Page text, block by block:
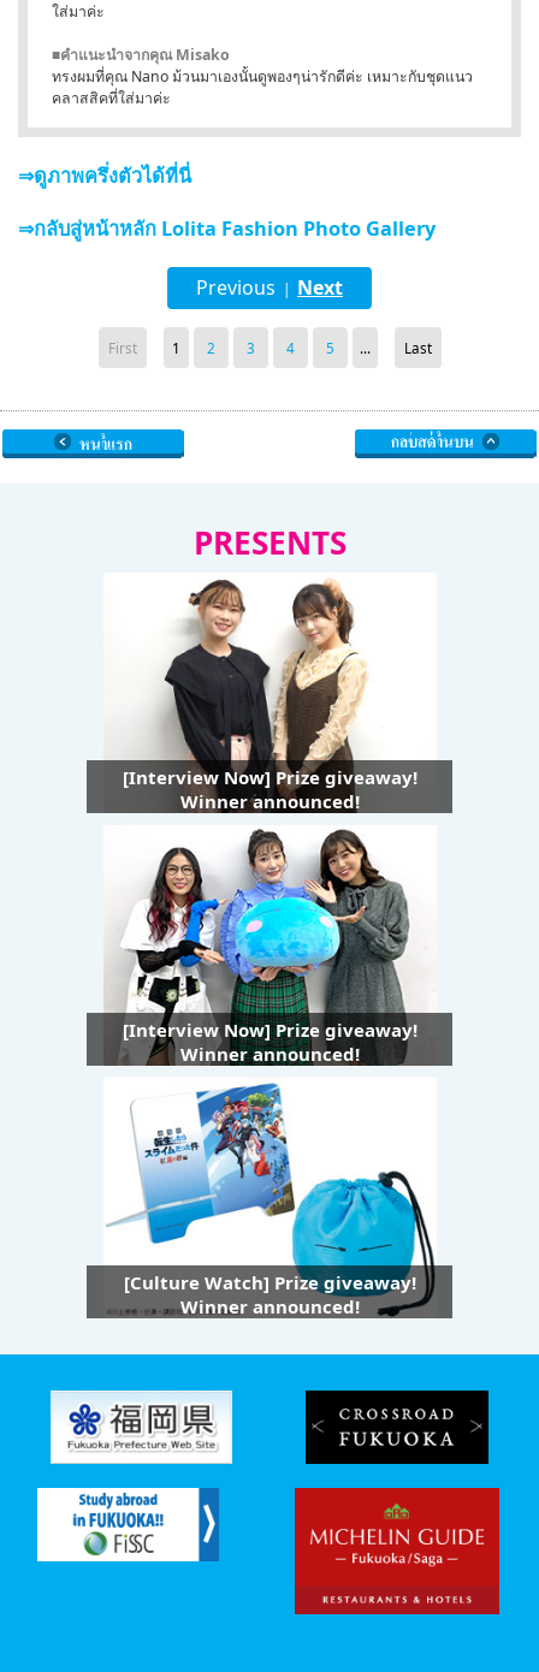
ใส่มาค่ะ
■คำแนะนำจากคุณ Misako
ทรงผมที่คุณ Nano ม้วนมาเองนั้นดูพองๆน่ารักดีค่ะ เหมาะกับชุดแนว
คลาสสิคที่ใส่มาค่ะ
⇒ดูภาพครึ่งตัวได้ที่นี่
⇒กลับสู่หน้าหลัก Lolita Fashion Photo Gallery
Previous | Next
First 1 2 3 4 5 ... Last
PRESENTS
[Interview Now] Prize giveaway!
Winner announced!
[Interview Now] Prize giveaway!
Winner announced!
[Culture Watch] Prize giveaway!
Winner announced!